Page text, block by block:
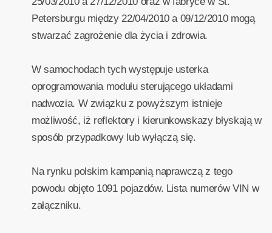
Petersburgu między 22/04/2010 a 09/12/2010 mogą
stwarzać zagrożenie dla życia i zdrowia.
W samochodach tych występuje usterka
oprogramowania modułu sterującego układami
nadwozia. W związku z powyższym istnieje
możliwość, iż reflektory i kierunkowskazy błyskają w
sposób przypadkowy lub wyłączą się.
Na rynku polskim kampanią naprawczą z tego
powodu objęto 1091 pojazdów. Lista numerów VIN w
załączniku.